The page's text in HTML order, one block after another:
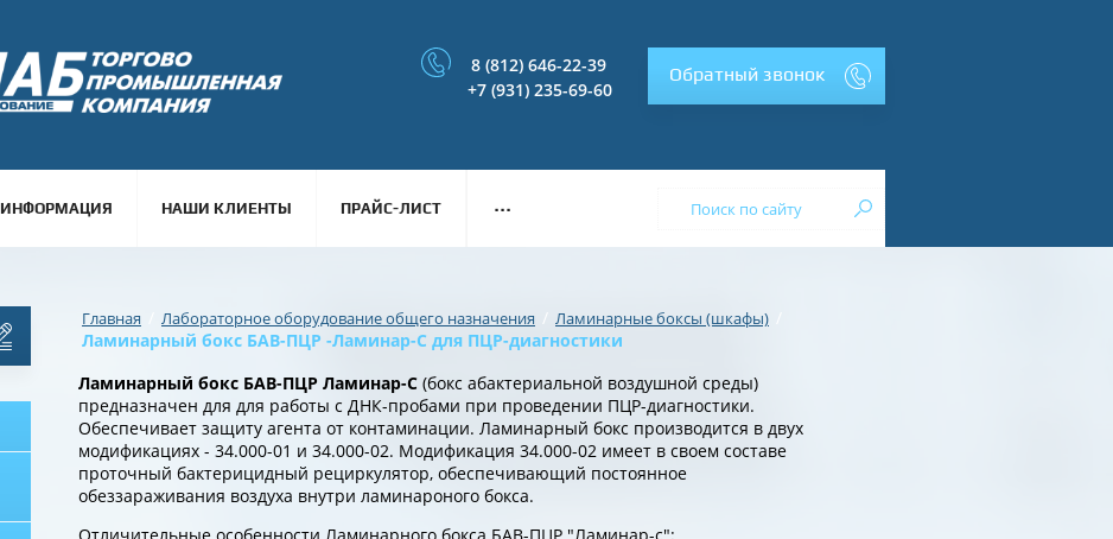
8 (812) 646-22-39
+7 (931) 235-69-60
Обратный звонок
ИНФОРМАЦИЯ НАШИ КЛИЕНТЫ ПРАЙС-ЛИСТ ...
Главная Лабораторное оборудование общего назначения / Ламинарные боксы (шкафы)
Ламинарный бокс БАВ-ПЦР -Ламинар-С для ПЦР-диагностики
Ламинарный бокс БАВ-ПЦР Ламинар-С (бокс абактериальной воздушной среды)
предназначен для для работы с ДНК-пробами при проведении ПЦР-диагностики.
Обеспечивает защиту агента от контаминации. Ламинарный бокс производится в двух
модификациях - 34.000-01 и 34.000-02. Модификация 34.000-02 имеет в своем составе
проточный бактерицидный рециркулятор, обеспечивающий постоянное
обеззараживания воздуха внутри ламинароного бокса.